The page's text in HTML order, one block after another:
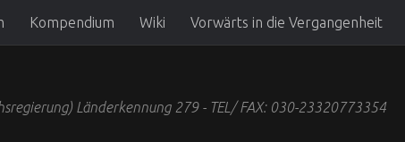
Kompendium Wiki Vorwärts in die Vergangenheit
Länderkennung 279 - TEL/ FAX: 030-23320773354